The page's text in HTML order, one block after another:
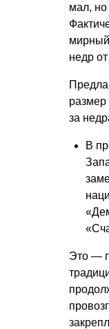
мал, но
недр
размер
за
В
Это —